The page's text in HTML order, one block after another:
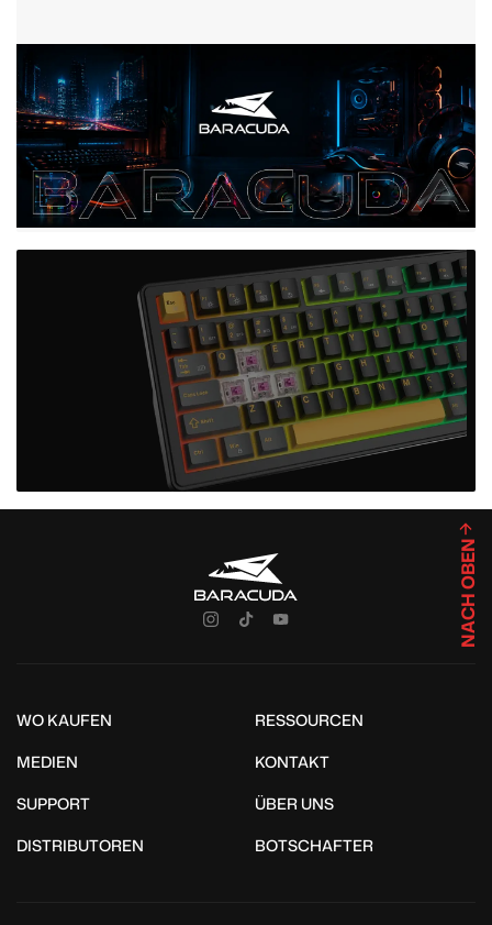
WO KAUFEN
RESSOURCEN
MEDIEN
KONTAKT
SUPPORT
ÜBER UNS
DISTRIBUTOREN
BOTSCHAFTER
NACH OBEN